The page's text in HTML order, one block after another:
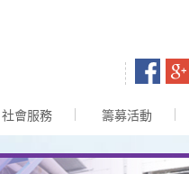
社會服務 籌募活動